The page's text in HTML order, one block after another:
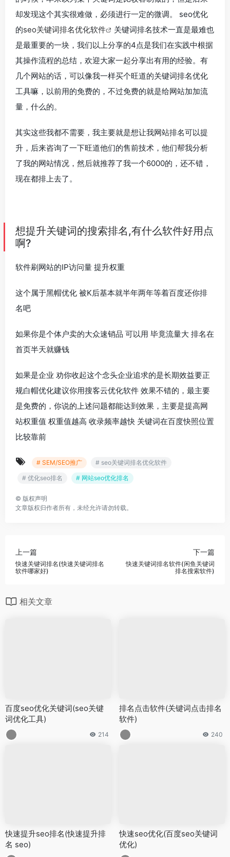
却发现这个其实很难做，必须进行一定的微调。 seo优化
的seo关键词排名优化软件
关键词排名技术一直是最难也
是最重要的一块，我们以上分享的4点是我们在实践中根据
其操作流程的总结，欢迎大家一起分享出有用的经验。有
几个网站的话，可以像我一样买个旺道的关键词排名优化
工具嘛，以前用的免费的，不过免费的就是给网站加加流
量，什么的。
其实这些我都不需要，我主要就是想让我网站排名可以提
升，后来咨询了一下旺道他们的售前技术，他们帮我分析
了我的网站情况，然后就推荐了我一个6000的，还不错，
现在都排上去了。
想提升关键词的搜索排名,有什么软件好用点
啊?
软件刷网站的IP访问量 提升权重
这个属于黑帽优化 被K后基本就半年两年等着百度还你排
名吧
如果你是个体户卖的大众速销品 可以用 毕竟流量大 排名在
首页半天就赚钱
如果是企业 劝你收起这个念头企业追求的是长期效益要正
规白帽优化建议你用搜客云优化软件 效果不错的，最主要
是免费的，你说的上述问题都能达到效果，主要是提高网
站权重值 权重值越高 收录频率越快 关键词在百度快照位置
比较靠前
# SEM/SEO推广
# seo关键词排名优化软件
# 优化seo排名
# 网站seo优化排名
© 版权声明
文章版权归作者所有，未经允许请勿转载。
上一篇
快速关键词排名(快速关键词排名
软件哪家好)
下一篇
快速关键词排名软件(闲鱼关键词
排名搜索软件)
相关文章
百度seo优化关键词(seo关键
词优化工具)
214
排名点击软件(关键词点击排名
软件)
240
快速提升seo排名(快速提升排
名 seo)
快速seo优化(百度seo关键词
优化)